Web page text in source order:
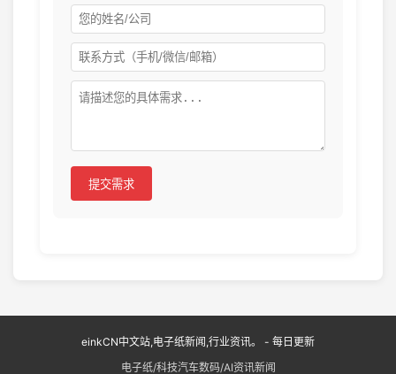
提交需求
einkCN中文站,电子纸新闻,行业资讯。 - 每日更新
电子纸/科技汽车数码/AI资讯新闻